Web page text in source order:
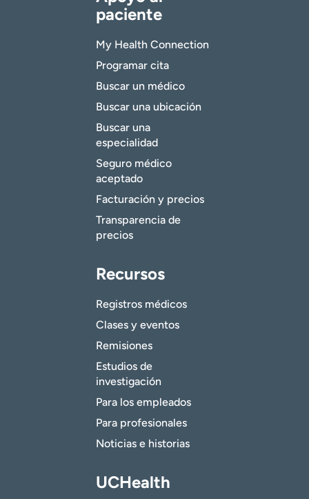
paciente
My Health Connection
Programar cita
Buscar un médico
Buscar una ubicación
Buscar una
especialidad
Seguro médico
aceptado
Facturación y precios
Transparencia de
precios
Recursos
Registros médicos
Clases y eventos
Remisiones
Estudios de
investigación
Para los empleados
Para profesionales
Noticias e historias
UCHealth